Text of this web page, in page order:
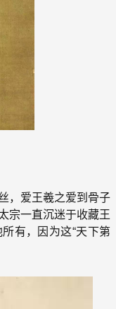
，爱王羲之爱到骨子
宗一直沉迷于收藏王
有，因为这“天下第